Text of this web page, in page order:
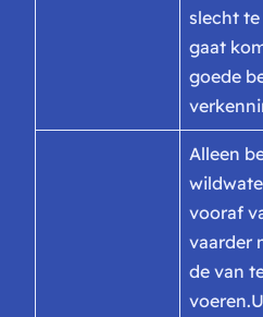
slecht
gaat
goede
Alleen
vooraf
vaarder
de van
voeren.